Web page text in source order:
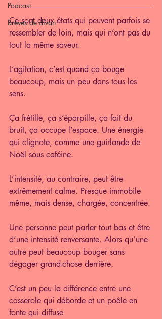
Podcast
Brèves de divan
Ce sont deux états qui peuvent parfois se
ressembler de loin, mais qui n’ont pas du
tout la même saveur.
L’agitation, c’est quand ça bouge
beaucoup, mais un peu dans tous les
sens.
Ça frétille, ça s’éparpille, ça fait du
bruit, ça occupe l’espace. Une énergie
qui clignote, comme une guirlande de
Noël sous caféine.
L’intensité, au contraire, peut être
extrêmement calme. Presque immobile
même, mais dense, chargée, concentrée.
Une personne peut parler tout bas et être
d’une intensité renversante. Alors qu’une
autre peut beaucoup bouger sans
dégager grand-chose derrière.
C’est un peu la différence entre une
casserole qui déborde et un poêle en
fonte qui diffuse